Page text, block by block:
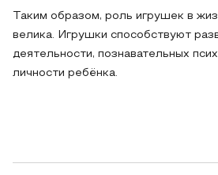
Таким образом, роль игрушек в
велика. Игрушки способствуют
деятельности, познавательных
личности ребёнка.